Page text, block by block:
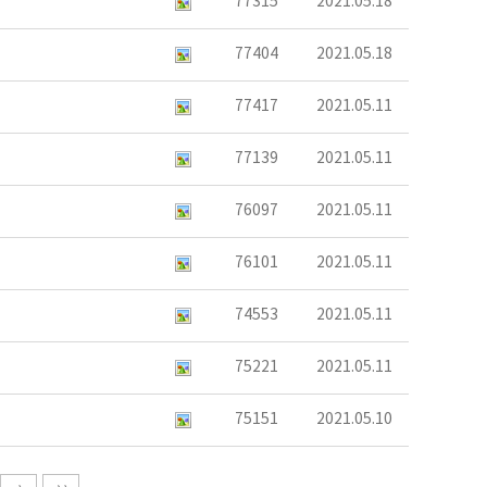
77404 2021.05.18
77417 2021.05.11
77139 2021.05.11
76097 2021.05.11
76101 2021.05.11
74553 2021.05.11
75221 2021.05.11
75151 2021.05.10